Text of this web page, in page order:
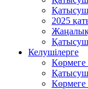
2025
Келушілерге
Көрмеге
Көрмеге